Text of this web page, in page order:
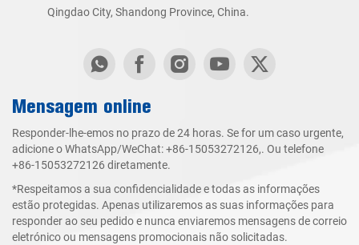
Qingdao City, Shandong Province, China.
Mensagem online
Responder-lhe-emos no prazo de 24 horas. Se for um caso urgente,
adicione o WhatsApp/WeChat:+86-15053272126,. Ou telefone
+86-15053272126 diretamente.
*Respeitamos a sua confidencialidade e todas as informações
estão protegidas. Apenas utilizaremos as suas informações para
responder ao seu pedido e nunca enviaremos mensagens de correio
eletrónico ou mensagens promocionais não solicitadas.